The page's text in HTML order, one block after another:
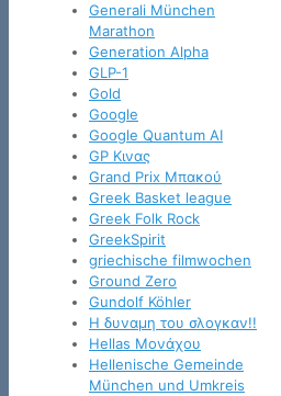
Generali München
Marathon
Generation Alpha
GLP-1
Gold
Google
Google Quantum AI
GP Κινας
Grand Prix Μπακού
Greek Basket league
Greek Folk Rock
GreekSpirit
griechische filmwochen
Ground Zero
Gundolf Köhler
H δυναμη του σλογκαν!!
Hellas Μονάχου
Hellenische Gemeinde
München und Umkreis